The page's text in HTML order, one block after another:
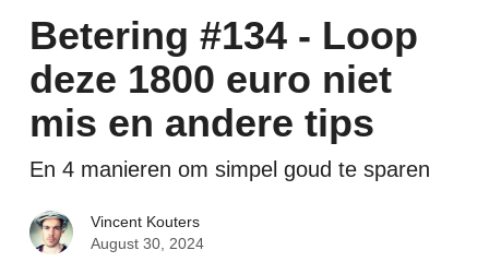
Betering #134 - Loop
deze 1800 euro niet
mis en andere tips
En 4 manieren om simpel goud te sparen
Vincent Kouters
August 30, 2024